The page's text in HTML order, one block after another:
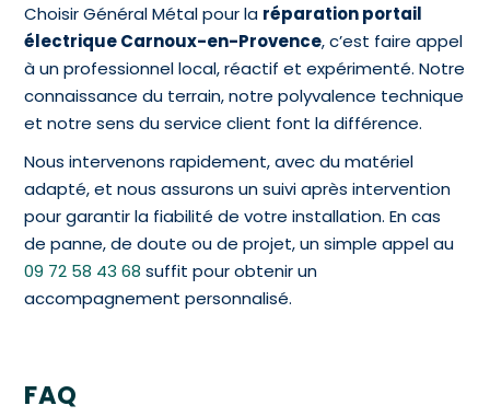
Choisir Général Métal pour la réparation portail
électrique Carnoux-en-Provence, c’est faire appel
à un professionnel local, réactif et expérimenté. Notre
connaissance du terrain, notre polyvalence technique
et notre sens du service client font la différence.
Nous intervenons rapidement, avec du matériel
adapté, et nous assurons un suivi après intervention
pour garantir la fiabilité de votre installation. En cas
de panne, de doute ou de projet, un simple appel au
09 72 58 43 68 suffit pour obtenir un
accompagnement personnalisé.
FAQ